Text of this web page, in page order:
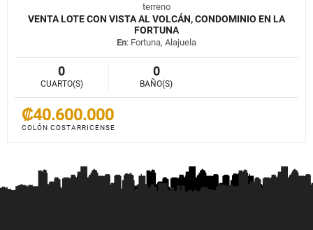
terreno
VENTA LOTE CON VISTA AL VOLCÁN, CONDOMINIO EN LA
FORTUNA
En: Fortuna, Alajuela
0
CUARTO(S)
0
BAÑO(S)
₡40.600.000
COLÓN COSTARRICENSE